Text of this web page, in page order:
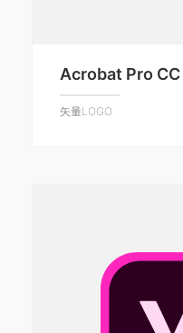
Acrobat Pro CC
矢量LOGO